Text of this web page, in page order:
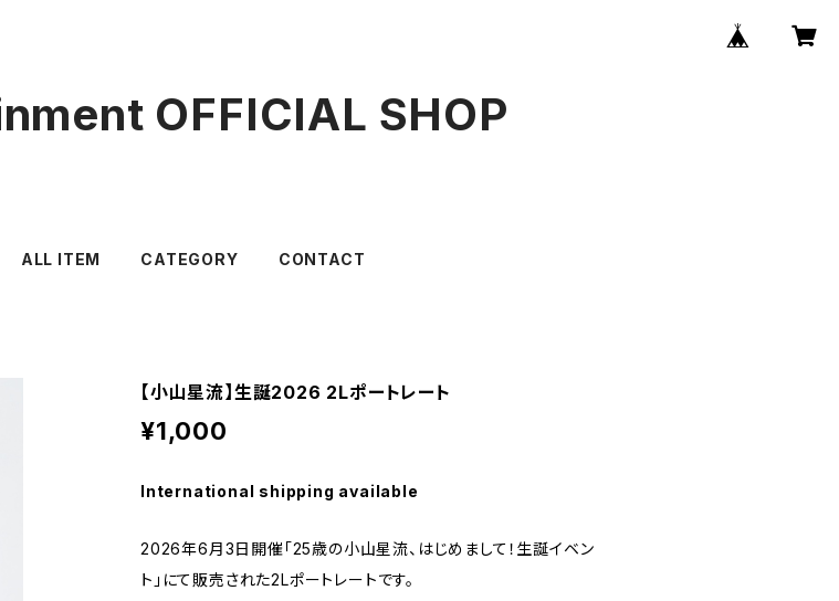
OFFICIAL SHOP
ALL ITEM CATEGORY CONTACT
【小山星流】生誕2026 2Lポートレート
¥1,000
International shipping available
2026年6月3日開催「25歳の小山星流、はじめまして！生誕イベン
ト」にて販売された2Lポートレートです。